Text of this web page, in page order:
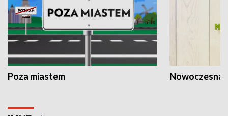
Poza miastem Nowoczesna